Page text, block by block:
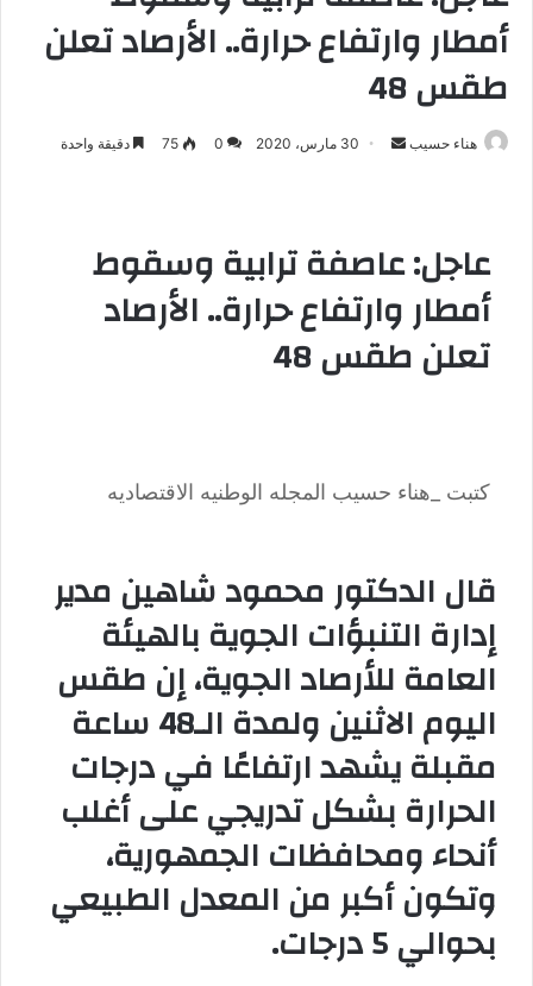
أمطار وارتفاع حرارة.. الأرصاد تعلن
طقس 48
هناء حسيب
ب
ي
د
ا
ي
30 مارس، 2020 0
75 دقيقة واحدة
عاجل: عاصفة ترابية وسقوط
أمطار وارتفاع حرارة.. الأرصاد
تعلن طقس 48
كتبت _هناء حسيب المجله الوطنيه الاقتصاديه
قال الدكتور محمود شاهين مدير
إدارة التنبؤات الجوية بالهيئة
العامة للأرصاد الجوية، إن طقس
اليوم الاثنين ولمدة الـ48 ساعة
مقبلة يشهد ارتفاعًا في درجات
الحرارة بشكل تدريجي على أغلب
أنحاء ومحافظات الجمهورية،
وتكون أكبر من المعدل الطبيعي
بحوالي 5 درجات.